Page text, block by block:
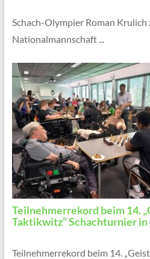
Schach-Olympier Roman Krulich
Nationalmannschaft ...
Teilnehmerrekord beim 14.
Taktikwitz“ Schachturnier in
Teilnehmerrekord beim 14.